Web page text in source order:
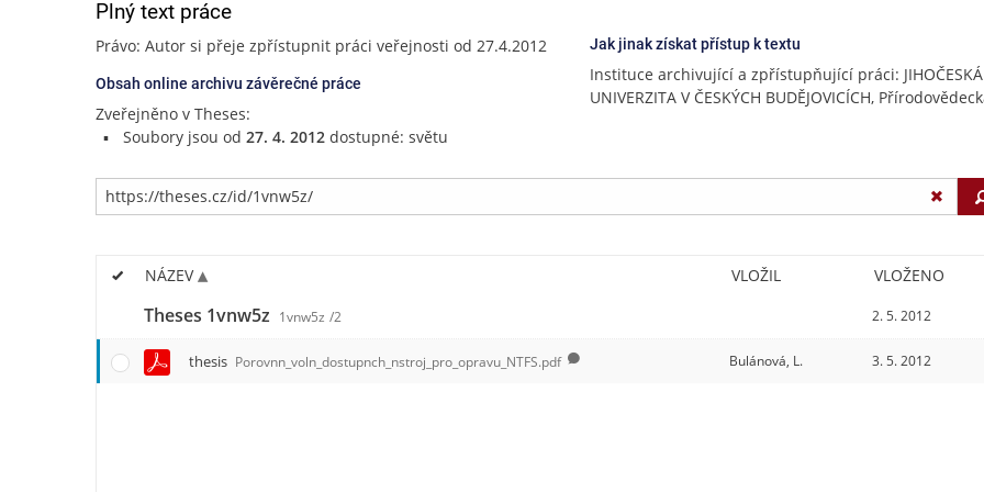
Plný text práce
Právo: Autor si přeje zpřístupnit práci veřejnosti od 27.4.2012
Obsah online archivu závěrečné práce
Zveřejněno v Theses:
Soubory jsou od 27. 4. 2012dostupné: světu
Jak jinak získat přístup k textu
Instituce archivující a zpřístupňující práci: JIHOČESKÁ
UNIVERZITA V ČESKÝCH BUDĚJOVICÍCH,
NÁZEV VLOŽIL VLOŽENO
Theses 1vnw5z 1vnw5z /2 2. 5. 2012
thesis Porovnn_voln_dostupnch_nstroj_pro_opravu_NTFS.pdf Bulánová, L. 3. 5. 2012